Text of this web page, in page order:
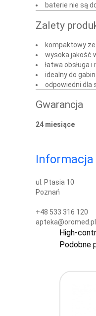
baterie nie są
Zalety
kompaktowy
wysoka jakość
łatwa obsługa
idealny do
odpowiedni dla
Gwarancja
24 miesiące
ul. Ptasia 10
Poznań
+48 533 316 120
apteka@oromed.pl
High-
Podobne